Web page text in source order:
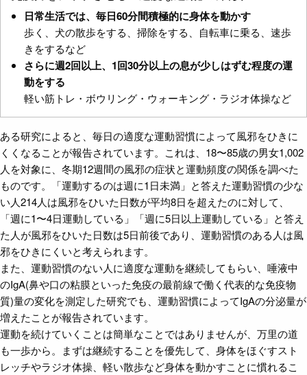
日常生活では、毎日60分間積極的に身体を動かす
歩く、犬の散歩をする、掃除をする、自転車に乗る、速歩
きをするなど
さらに週2回以上、1回30分以上の息が少しはずむ程度の運
動をする
軽い筋トレ・ボウリング・ウォーキング・ラジオ体操など
ある研究によると、毎日の適度な運動習慣によって風邪をひきに
くくなることが報告されています。これは、18〜85歳の男女1,002
人を対象に、冬期12週間の風邪の症状と運動頻度の関係を調べた
ものです。「運動するのは週に1日未満」と答えた運動習慣の少な
い人214人は風邪をひいた日数が平均8日を超えたのに対して、
「週に1〜4日運動している」「週に5日以上運動している」と答え
た人が風邪をひいた日数は5日前後であり、運動習慣のある人は風
邪をひきにくいと考えられます。
また、運動習慣のない人に適度な運動を継続してもらい、唾液中
のIgA(鼻や口の粘膜といった免疫の最前線で働く代表的な免疫物
質)量の変化を測定した研究でも、運動習慣によってIgAの分泌量が
増えたことが報告されています。
運動を続けていくことは簡単なことではありませんが、万里の道
も一歩から。まずは継続することを優先して、身体をほぐすスト
レッチやラジオ体操、軽い散歩など身体を動かすことに慣れるこ